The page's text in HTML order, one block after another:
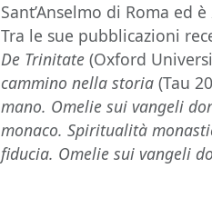
Sant’Anselmo di Roma ed è
Tra le sue pubblicazioni
De Trinitate (Oxford
cammino nella storia (Tau
mano. Omelie sui vangeli
monaco. Spiritualità
fiducia. Omelie sui vangeli